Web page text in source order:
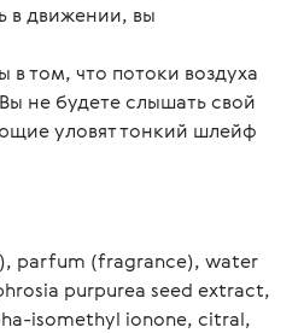
в движении, вы
том, что потоки воздуха
не будете слышать свой
уловят тонкий шлейф
parfum (fragrance), water
purpurea seed extract,
isomethyl ionone, citral,